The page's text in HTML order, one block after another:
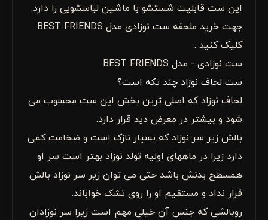
این ست قابلیت شستشو با ماشین لباسشویی را دارد.
جهت خرید ملحفه ست نوزادی مدل BEST FRIENDS
کلیک کنید .
ست نوزادی - مدل BEST FRIENDS
ست لحاف نوزاد چند تکه است؟
لحاف نوزاد که اصلی ترین بخش این ست محسوب می
شود و بیشتر در معرض دید قرار دارد.
بالش زیر سر نوزاد که بسیار نازک است و ضخامت کمی
دارد زیرا در ماههای اولیه تولد نوزاد بهتر است سر او
همسطح بدنش باشد حتی می توان زیر سر نوزاد بالش
قرار نداد و مستقیم او را روی تشک خواباند.
روبالشی که جنس آن خیلی مهم است زیرا سر نوزادان